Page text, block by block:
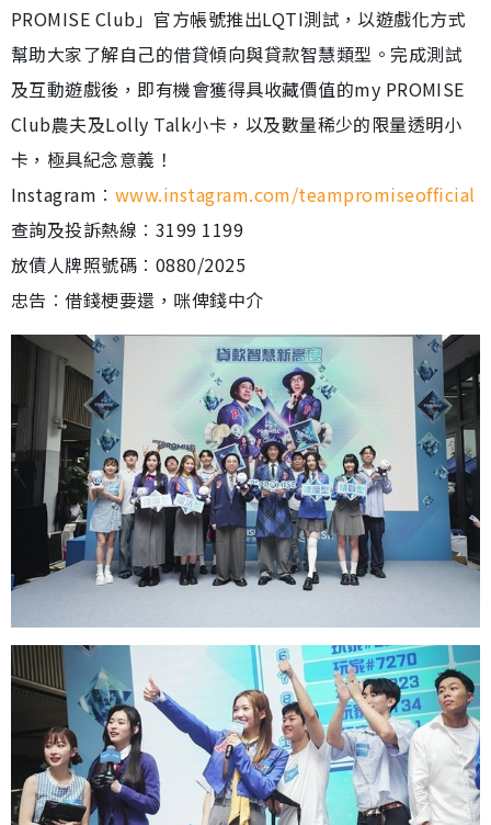
PROMISE Club」官方帳號推出LQTI測試，以遊戲化方式
幫助大家了解自己的借貸傾向與貸款智慧類型。完成測試
及互動遊戲後，即有機會獲得具收藏價值的my PROMISE
Club農夫及Lolly Talk小卡，以及數量稀少的限量透明小
卡，極具紀念意義！
Instagram︰ www.instagram.com/teampromiseofficial
查詢及投訴熱線︰3199 1199
放債人牌照號碼︰0880/2025
忠告︰借錢梗要還，咪俾錢中介